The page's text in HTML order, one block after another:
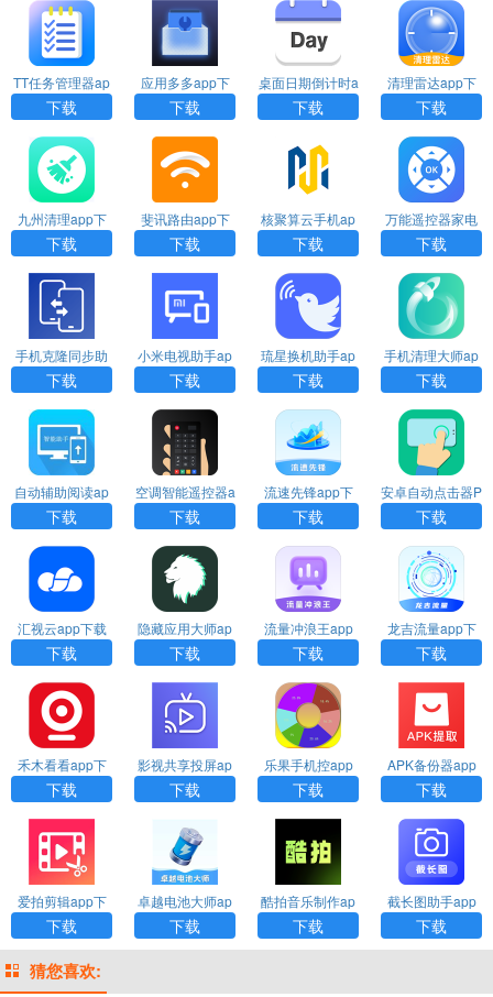
TT任务管理器ap
p下载
下载
应用多多app下
载安装
下载
桌面日期倒计时a
pp下载安装
下载
清理雷达app下
载
下载
九州清理app下
载
下载
斐讯路由app下
载
下载
核聚算云手机ap
p下载
下载
万能遥控器家电
大师app下载
下载
手机克隆同步助
手app下载
下载
小米电视助手ap
p官方下载安装
下载
琉星换机助手ap
p下载
下载
手机清理大师ap
p官方下载
下载
自动辅助阅读ap
p下载
下载
空调智能遥控器a
pp下载
下载
流速先锋app下
载
下载
安卓自动点击器P
ro下载
下载
汇视云app下载
下载
隐藏应用大师ap
p下载
下载
流量冲浪王app
下载
下载
龙吉流量app下
载
下载
禾木看看app下
载
下载
影视共享投屏ap
p下载
下载
乐果手机控app
下载
下载
APK备份器app
下载安装
下载
爱拍剪辑app下
载
下载
卓越电池大师ap
p下载
下载
酷拍音乐制作ap
p下载
下载
截长图助手app
下载安装
下载
猜您喜欢: